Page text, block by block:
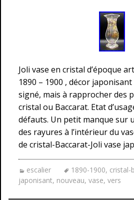
Joli vase en cristal d’époque
1890 – 1900 , décor
signé, mais à rapprocher des
cristal ou Baccarat. Etat
défauts. Un petit manque sur
des rayures à l’intérieur du
de cristal-Baccarat-Joli vase
escalier 1890-1900, cristal-
japonisant, nouveau, vase, vers